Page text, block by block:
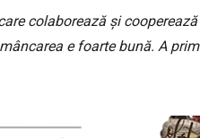
colaborează și
e foarte bună. A